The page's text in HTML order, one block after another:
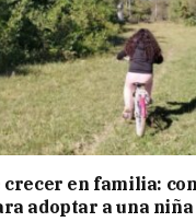
crecer en familia:
adoptar a una